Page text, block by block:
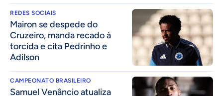
REDES SOCIAIS
Mairon se despede do
Cruzeiro, manda recado à
torcida e cita Pedrinho e
Adilson
CAMPEONATO BRASILEIRO
Samuel Venâncio atualiza